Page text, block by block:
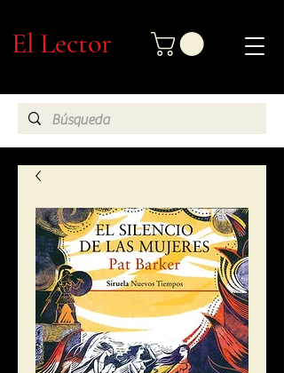
El Lector